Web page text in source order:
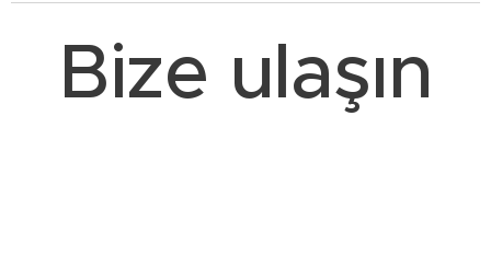
Bize ulaşın